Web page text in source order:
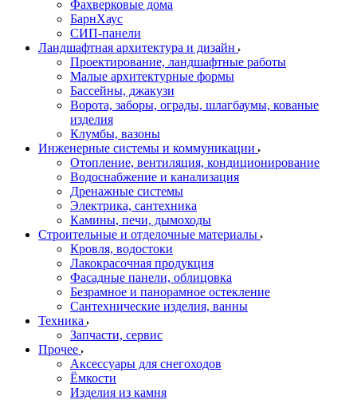
Фахверковые дома
БарнХаус
СИП-панели
Ландшафтная архитектура и дизайн
Проектирование, ландшафтные работы
Малые архитектурные формы
Бассейны, джакузи
Ворота, заборы, ограды, шлагбаумы, кованые
изделия
Клумбы, вазоны
Инженерные системы и коммуникации
Отопление, вентиляция, кондиционирование
Водоснабжение и канализация
Дренажные системы
Электрика, сантехника
Камины, печи, дымоходы
Строительные и отделочные материалы
Кровля, водостоки
Лакокрасочная продукция
Фасадные панели, облицовка
Безрамное и панорамное остекление
Сантехнические изделия, ванны
Техника
Запчасти, сервис
Прочее
Аксессуары для снегоходов
Ёмкости
Изделия из камня